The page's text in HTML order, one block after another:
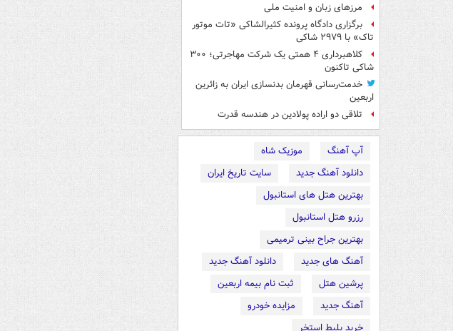
مرزهای زبان و امنیت ملی
برگزاری دادگاه پرونده کثیرالشاکی «تات موتور
تاک» با ۲۹۷۹ شاکی
کلاهبرداری ۴ همتی یک شرکت مهاجرتی؛ ۳۰۰
شاکی تاکنون
خدمت‌رسانی قهرمان بدنسازی ایران به زائرین
اربعین
تلاقی دو اراده پولادین در هندسه قدرت
آپ آهنگ
موزیک شاه
دانلود آهنگ جدید
سایت تاریخ ایران
بهترین هتل های استانبول
رزرو هتل استانبول
بهترین جراح بینی ترمیمی
آهنگ های جدید
دانلود آهنگ جدید
پرشین هتل
ثبت نام بیمه اربعین
آهنگ جدید
مزایده خودرو